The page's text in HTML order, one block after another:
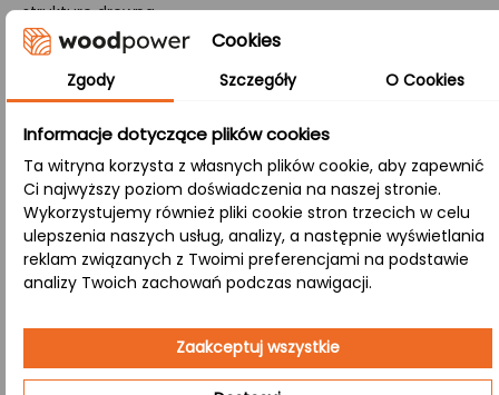
strukturę drewna.
A/B:
Klasa wykończenia, gdzie strona A zachowuje perfekcyjną
przebarwienia, łącząc nowoczesny wygląd z tradycyjnymi
cechami drewna.
Zastosowanie:
atmosferę podczas rodzinnych spotkań. Blat
olejowany jest łatwy w pielęgnacji i pięknie się
Cookies
Zgody Szczegóły O Cookies
Informacje dotyczące plików cookies
Ta witryna korzysta z własnych plików cookie, aby zapewnić
Ci najwyższy poziom doświadczenia na naszej stronie.
Wykorzystujemy również pliki cookie stron trzecich w celu
ulepszenia naszych usług, analizy, a następnie wyświetlania
reklam związanych z Twoimi preferencjami na podstawie
analizy Twoich zachowań podczas nawigacji.
Zaakceptuj wszystkie